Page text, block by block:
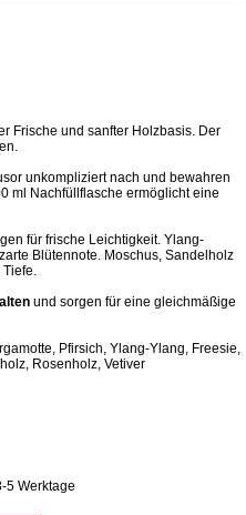
Frische und sanfter Holzbasis. Der
unkompliziert nach und bewahren
ml Nachfüllflasche ermöglicht eine
für frische Leichtigkeit. Ylang-
Blütennote. Moschus, Sandelholz
Tiefe.
und sorgen für eine gleichmäßige
Pfirsich, Ylang-Ylang, Freesie,
Rosenholz, Vetiver
5 Werktage